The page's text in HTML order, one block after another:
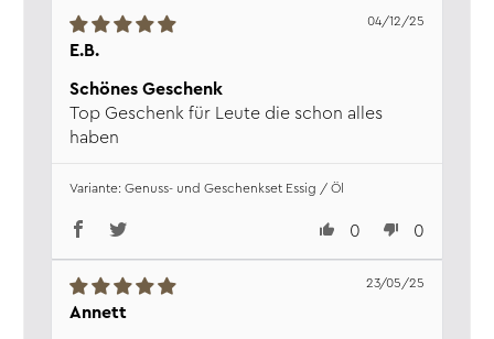
lichtgeschützt lagern.
Verantw. Lebensmittel­
unternehmen:
Dohr, www.wajos.de
E.B.
04/12/25
Schönes Geschenk
Top Geschenk für Leute die schon alles
haben
0 0
Genuss- und Geschenkset Essig / Öl
Annett
23/05/25